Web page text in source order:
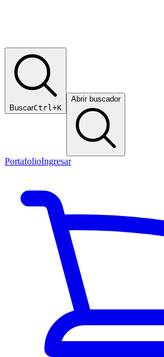
BuscarCtrl+K
Abrir buscador
PortafolioIngresar